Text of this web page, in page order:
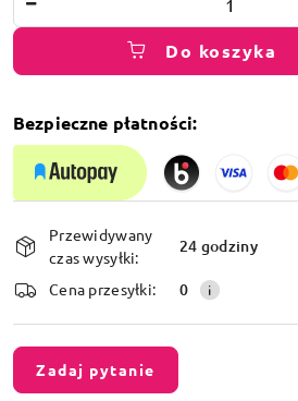
Do koszyka
Bezpieczne płatności:
Dostępność
i
dostawa
Przewidywany
czas wysyłki:
24 godziny
Cena przesyłki: 0
Zadaj pytanie